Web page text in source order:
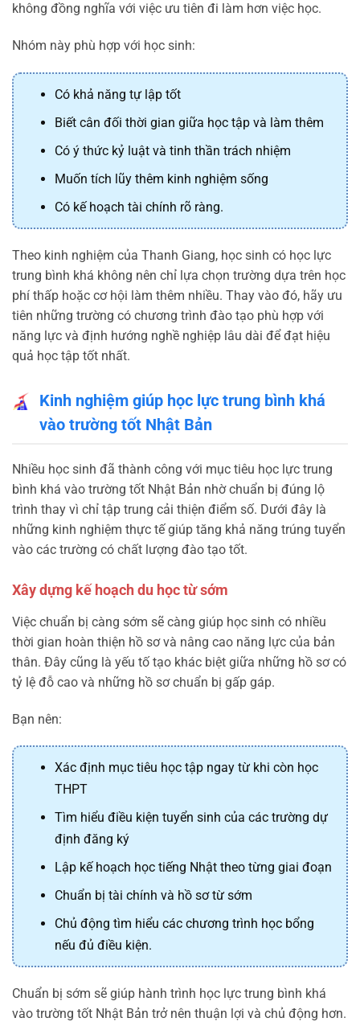
không đồng nghĩa với việc ưu tiên đi làm hơn việc học.
Nhóm này phù hợp với học sinh:
Có khả năng tự lập tốt
Biết cân đối thời gian giữa học tập và làm thêm
Có ý thức kỷ luật và tinh thần trách nhiệm
Muốn tích lũy thêm kinh nghiệm sống
Có kế hoạch tài chính rõ ràng.
Theo kinh nghiệm của Thanh Giang, học sinh có học lực
trung bình khá không nên chỉ lựa chọn trường dựa trên học
phí thấp hoặc cơ hội làm thêm nhiều. Thay vào đó, hãy ưu
tiên những trường có chương trình đào tạo phù hợp với
năng lực và định hướng nghề nghiệp lâu dài để đạt hiệu
quả học tập tốt nhất.
Kinh nghiệm giúp học lực trung bình khá
vào trường tốt Nhật Bản
Nhiều học sinh đã thành công với mục tiêu học lực trung
bình khá vào trường tốt Nhật Bản nhờ chuẩn bị đúng lộ
trình thay vì chỉ tập trung cải thiện điểm số. Dưới đây là
những kinh nghiệm thực tế giúp tăng khả năng trúng tuyển
vào các trường có chất lượng đào tạo tốt.
Xây dựng kế hoạch du học từ sớm
Việc chuẩn bị càng sớm sẽ càng giúp học sinh có nhiều
thời gian hoàn thiện hồ sơ và nâng cao năng lực của bản
thân. Đây cũng là yếu tố tạo khác biệt giữa những hồ sơ có
tỷ lệ đỗ cao và những hồ sơ chuẩn bị gấp gáp.
Bạn nên:
Xác định mục tiêu học tập ngay từ khi còn học
THPT
Tìm hiểu điều kiện tuyển sinh của các trường dự
định đăng ký
Lập kế hoạch học tiếng Nhật theo từng giai đoạn
Chuẩn bị tài chính và hồ sơ từ sớm
Chủ động tìm hiểu các chương trình học bổng
nếu đủ điều kiện.
Chuẩn bị sớm sẽ giúp hành trình học lực trung bình khá
vào trường tốt Nhật Bản trở nên thuận lợi và chủ động hơn.